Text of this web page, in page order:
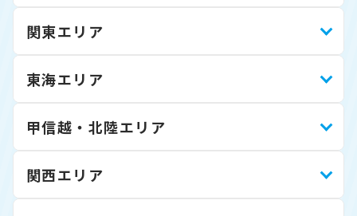
関東エリア
東海エリア
甲信越・北陸エリア
関西エリア